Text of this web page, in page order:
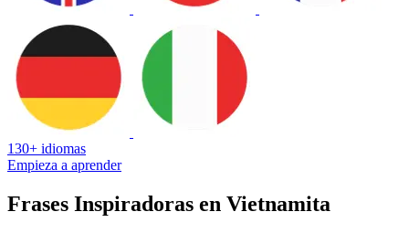
130+ idiomas
Empieza a aprender
Frases Inspiradoras en Vietnamita